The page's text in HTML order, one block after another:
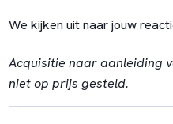
We kijken uit naar jouw
Acquisitie naar aanleiding
niet op prijs gesteld.